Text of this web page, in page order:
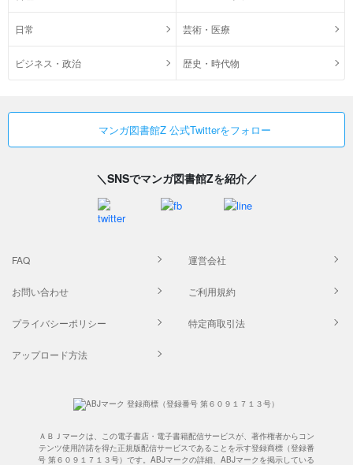
日常 芸術・医療
ビジネス・政治 歴史・時代物
マンガ図書館Z 公式Twitterをフォロー
＼SNSでマンガ図書館Zを紹介／
FAQ 運営会社
お問い合わせ ご利用規約
プライバシーポリシー 特定商取引法
アップロード方法
ＡＢＪマークは、この電子書店・電子書籍配信サービスが、著作権者からコン
テンツ使用許諾を得た正規版配信サービスであることを示す登録商標（登録番
号 第６０９１７１３号）です。ABJマークの詳細、ABJマークを掲示している